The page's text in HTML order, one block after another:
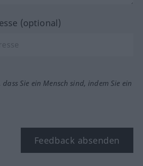
(optional)
Sie ein Mensch sind, indem Sie ein
Feedback absenden